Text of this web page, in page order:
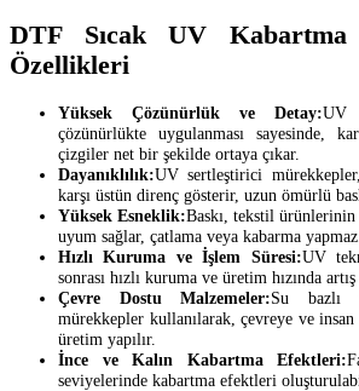
DTF Sıcak UV Kabartma
Özellikleri
Yüksek Çözünürlük ve Detay:UV
çözünürlükte uygulanması sayesinde,
çizgiler net bir şekilde ortaya çıkar.
Dayanıklılık:UV sertleştirici
karşı üstün direnç gösterir, uzun ömürlü
Yüksek Esneklik:Baskı, tekstil ürünlerinin
uyum sağlar, çatlama veya kabarma yapmaz.
Hızlı Kuruma ve İşlem Süresi:UV
sonrası hızlı kuruma ve üretim hızında artış
Çevre Dostu Malzemeler:Su bazlı
mürekkepler kullanılarak, çevreye ve insan
üretim yapılır.
İnce ve Kalın Kabartma Efektleri:
seviyelerinde kabartma efektleri